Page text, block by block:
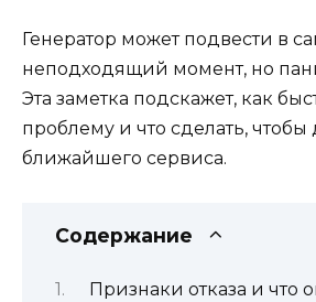
Генератор может подвести в
неподходящий момент, но
Эта заметка подскажет, как
проблему и что сделать, чтобы
ближайшего сервиса.
Содержание
Признаки отказа и что